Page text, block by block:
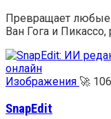
Превращает любые
Ван Гога и
Изображения 🚀 106
SnapEdit